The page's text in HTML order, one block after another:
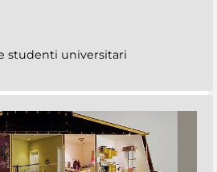
studenti universitari